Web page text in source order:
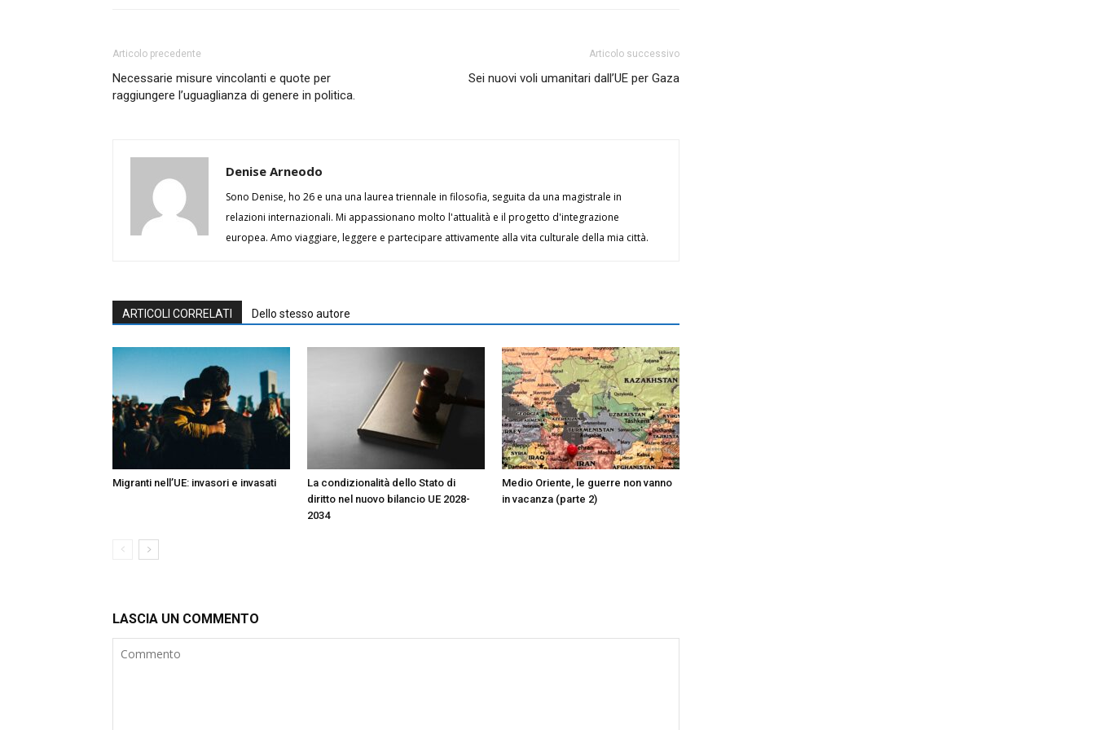
Articolo precedente
Necessarie misure vincolanti e quote per
raggiungere l’uguaglianza di genere in politica.
Articolo successivo
Sei nuovi voli umanitari dall’UE per Gaza
Denise Arneodo
Sono Denise, ho 26 e una una laurea triennale in filosofia, seguita da una magistrale in
relazioni internazionali. Mi appassionano molto l'attualità e il progetto d'integrazione
europea. Amo viaggiare, leggere e partecipare attivamente alla vita culturale della mia città.
ARTICOLI CORRELATI Dello stesso autore
Migranti nell’UE: invasori e invasati
La condizionalità dello Stato di
diritto nel nuovo bilancio UE 2028-
2034
Medio Oriente, le guerre non vanno
in vacanza (parte 2)
LASCIA UN COMMENTO